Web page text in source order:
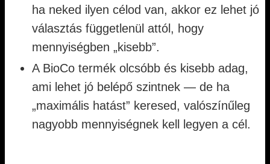
ha neked ilyen célod van, akkor ez lehet jó
választás függetlenül attól, hogy
mennyiségben „kisebb”.
A BioCo termék olcsóbb és kisebb adag,
ami lehet jó belépő szintnek — de ha
„maximális hatást” keresed, valószínűleg
nagyobb mennyiségnek kell legyen a cél.